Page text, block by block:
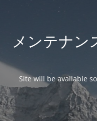
メンテナン
Site will be available